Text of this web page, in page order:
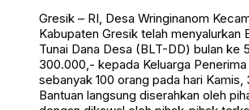
Gresik – RI, Desa Wringinanom
Kabupaten Gresik telah menyalurkan
Tunai Dana Desa (BLT-DD) bulan ke
300.000,- kepada Keluarga
sebanyak 100 orang pada hari Kamis,
Bantuan langsung diserahkan oleh